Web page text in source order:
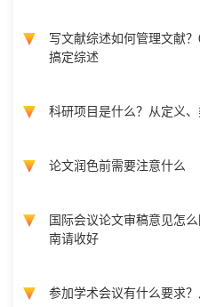
写文献综述如何管理文献
搞定综述
科研项目是什么？从定义
论文润色前需要注意什么
国际会议论文审稿意见怎
南请收好
参加学术会议有什么要求